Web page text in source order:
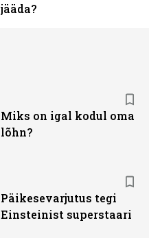
jääda?
Miks on igal kodul oma
lõhn?
Päikesevarjutus tegi
Einsteinist superstaari